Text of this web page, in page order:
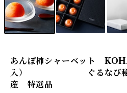
あんぽ柿シャーベット
入） ぐるなび秘書が
産 特選品